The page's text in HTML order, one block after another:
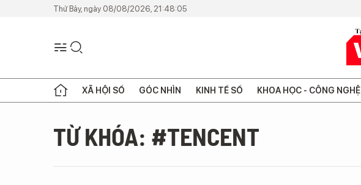
Thứ Bảy, ngày 08/08/2026, 21:48:05
XÃ HỘI SỐ GÓC NHÌN KINH TẾ SỐ KHOA HỌC - CÔNG NGHỆ
TỪ KHÓA: #TENCENT